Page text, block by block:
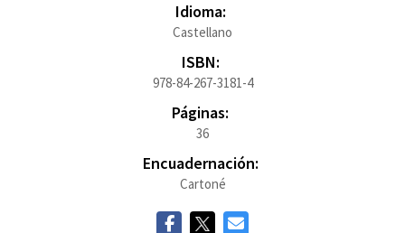
Idioma:
Castellano
ISBN:
978-84-267-3181-4
Páginas:
36
Encuadernación:
Cartoné